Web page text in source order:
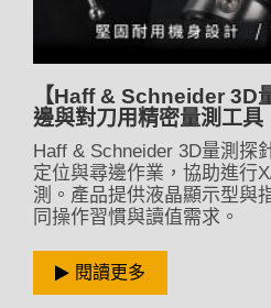
【Haff & Schneider 3D
邊與對刀用精密量測工具
Haff & Schneider 3D量測探
定位與尋邊作業，協助進行
測。產品提供液晶顯示型與
同操作習慣與讀值需求。
閱讀更多